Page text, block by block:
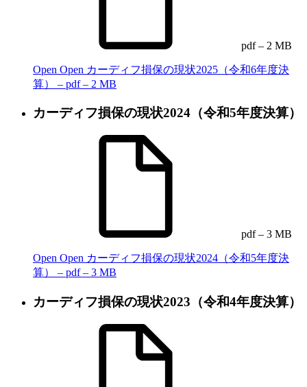
pdf – 2 MB
Open Open カーディフ損保の現状2025（令和6年度決
算） – pdf – 2 MB
カーディフ損保の現状2024（令和5年度決算）
pdf – 3 MB
Open Open カーディフ損保の現状2024（令和5年度決
算） – pdf – 3 MB
カーディフ損保の現状2023（令和4年度決算）